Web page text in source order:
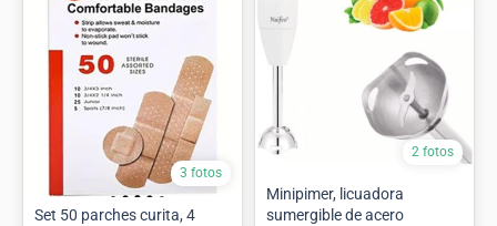
3 fotos
Set 50 parches curita, 4
2 fotos
Minipimer, licuadora
sumergible de acero